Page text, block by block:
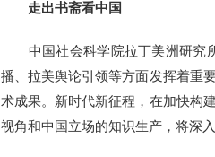
走出书斋看中国
中国社会科学院拉丁美洲研究所
播、拉美舆论引领等方面发挥着重
术成果。新时代新征程，在加快构
视角和中国立场的知识生产，将深